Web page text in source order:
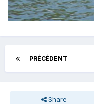
PRÉCÉDENT
Share